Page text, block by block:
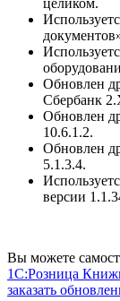
Обновлен
Сбербанк
Обновлен
10.6.1.2.
Обновлен
5.1.3.4.
версии
Вы можете
1С:Розница
заказать